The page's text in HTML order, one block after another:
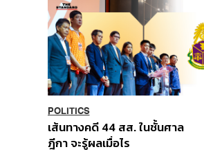
POLITICS
เส้นทางคดี 44 สส. ในชั้นศาล
ฎีกา จะรู้ผลเมื่อไร